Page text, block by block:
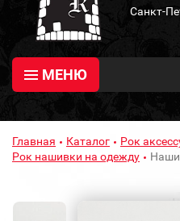
Санкт-
МЕНЮ
Главная Каталог
Рок
Рок нашивки на одежду